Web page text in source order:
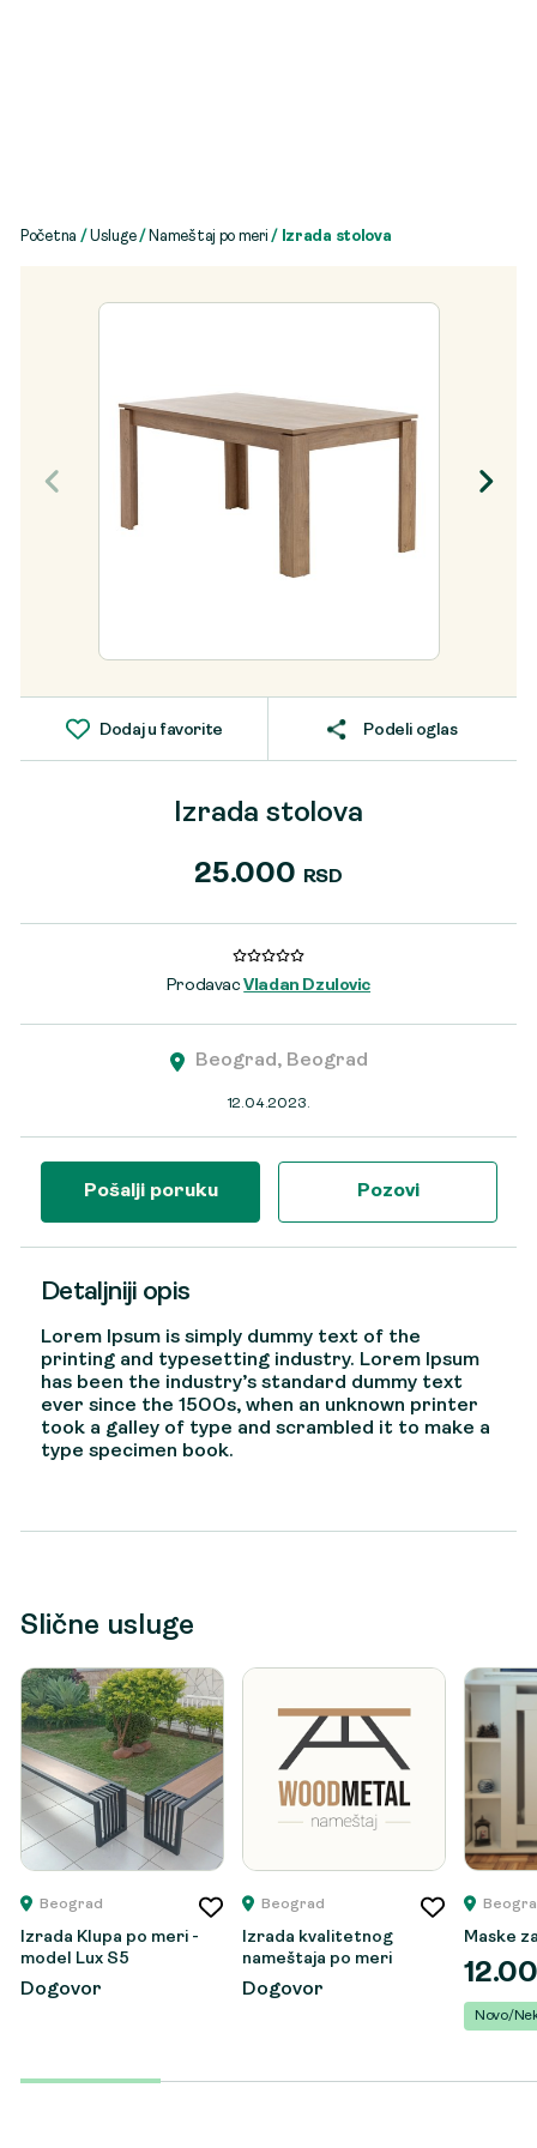
Početna /Usluge/ Nameštaj po meri / Izrada stolova
Dodaj u favorite Podeli oglas
Izrada stolova
25.000 RSD
ProdavacVladan Dzulovic
Beograd, Beograd
12.04.2023.
Pošalji poruku Pozovi
Detaljniji opis
Lorem Ipsum is simply dummy text of the
printing and typesetting industry. Lorem Ipsum
has been the industry’s standard dummy text
ever since the 1500s, when an unknown printer
took a galley of type and scrambled it to make a
type specimen book.
Slične usluge
Beograd
Izrada Klupa po meri -
model Lux S5
Dogovor
Beograd
Izrada kvalitetnog
nameštaja po meri
Dogovor
Maske
Novo/